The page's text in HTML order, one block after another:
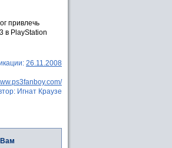
привлечь
в PlayStation
26.11.2008
Игнат Краузе
Вам